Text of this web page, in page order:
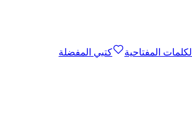
الكلمات المفتاحية
كتبي المفضلة